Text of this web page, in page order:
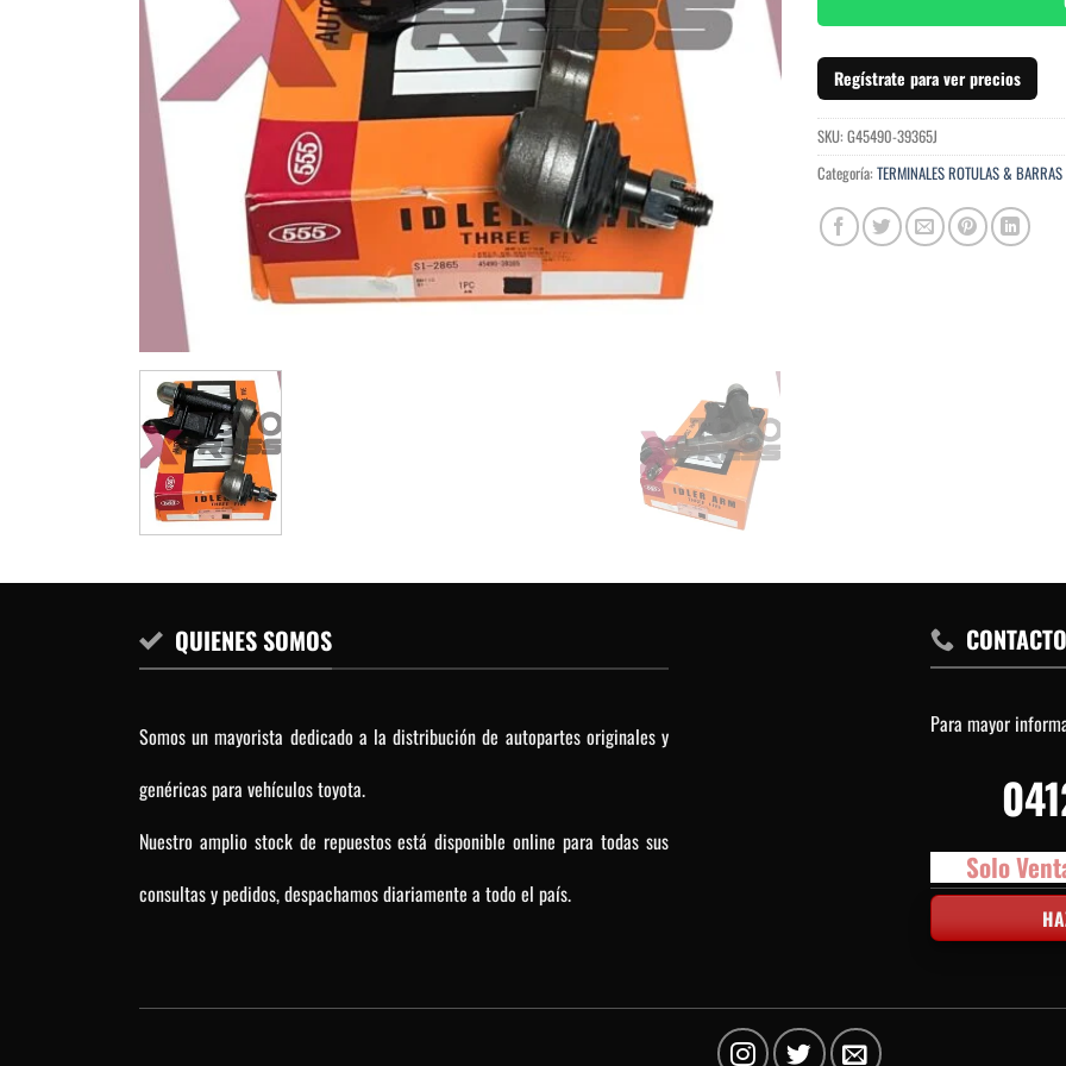
Regístrate para ver precios
SKU: G45490-39365J
Categoría: TERMINALES ROTULAS & BARRAS
QUIENES SOMOS
Somos un mayorista dedicado a la distribución de autopartes originales y
genéricas para vehículos toyota.
Nuestro amplio stock de repuestos está disponible online para todas sus
consultas y pedidos, despachamos diariamente a todo el país.
CONTACTO
Para mayor
Solo